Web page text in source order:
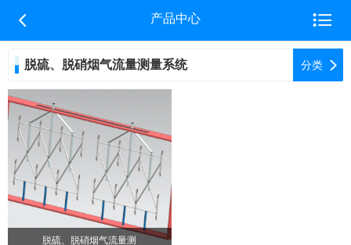
 产品中心 
脱硫、脱硝烟气流量测量系统 分类 
脱硫、脱硝烟气流量测